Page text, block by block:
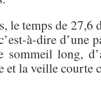
le temps de
à-dire d’une
long,
et la veille courte